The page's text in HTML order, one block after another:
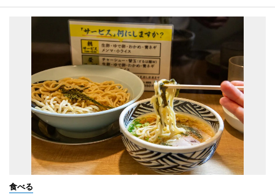
食べる